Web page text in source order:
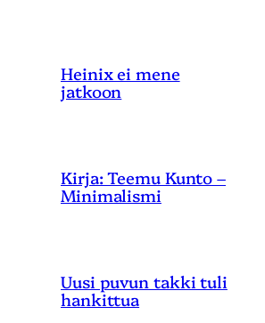
Heinix ei mene
jatkoon
Kirja: Teemu Kunto –
Minimalismi
Uusi puvun takki tuli
hankittua